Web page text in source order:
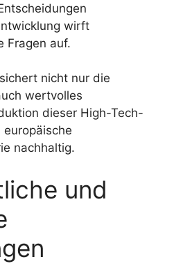
wirft
Fragen auf.
nicht nur die
wertvolles
dieser High-Tech-
nachhaltig.
und